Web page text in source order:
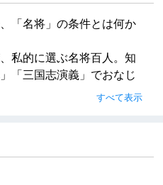
「名将」の条件とは何か
私的に選ぶ名将百人。知
「三国志演義」でおなじ
民に慕われた英傑たちの
凋落を、翻っては雄大な
国時代より世界帝国・唐
。
すべて表示